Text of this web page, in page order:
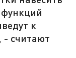
функций
к
- считают